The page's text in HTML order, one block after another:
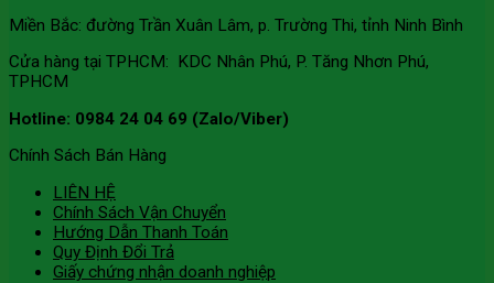
Miền Bắc: đường Trần Xuân Lâm, p. Trường Thi, tỉnh Ninh Bình
Cửa hàng tại TPHCM: KDC Nhân Phú, P. Tăng Nhơn Phú,
TPHCM
Hotline: 0984 24 04 69 (Zalo/Viber)
Chính Sách Bán Hàng
LIÊN HỆ
Chính Sách Vận Chuyển
Hướng Dẫn Thanh Toán
Quy Định Đổi Trả
Giấy chứng nhận doanh nghiệp